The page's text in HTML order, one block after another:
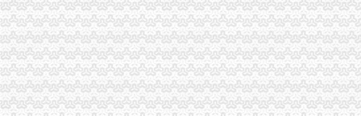
【呼吁相关部门早日解决海棠溪这一段的交通问题_重庆市公开信箱
中国邮政储蓄银行股份有限公司重庆南岸区海棠溪营业所_【电话地址_
海棠溪公司注册_海棠溪注册公司_海棠溪代办注册公司_海棠溪代理公
海棠溪办公服务信息-快点8分类信息网
【重庆海棠溪在线客服招聘网_在线客服招聘信息】-重庆智联招聘
海棠溪办公用品及设备企业名录_海棠溪办公用品及设备公司黄页–海
环线海棠溪什么时候开通？_重庆市公开信箱